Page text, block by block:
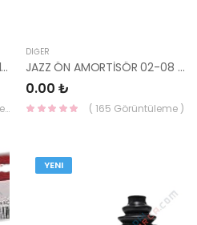
TORPİDO TRİP TUŞU BLUE 2011- 93510-1R000RY-HMC
( 264 Görüntüleme )
DIĞER
JAZZ ÖN AMORTİSÖR 02-08 GAZLI SOL 51602-SAA-E92-YS
0.00 ₺
( 165 Görüntüleme )
YENI